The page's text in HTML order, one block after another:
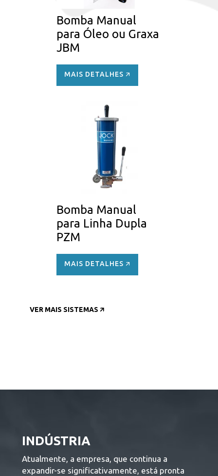
Bomba Manual
para Óleo ou Graxa
JBM
MAIS DETALHES 🡭
Bomba Manual
para Linha Dupla
PZM
MAIS DETALHES 🡭
VER MAIS SISTEMAS 🡭
INDÚSTRIA
Atualmente, a empresa, que continua a
expandir-se significativamente, está pronta